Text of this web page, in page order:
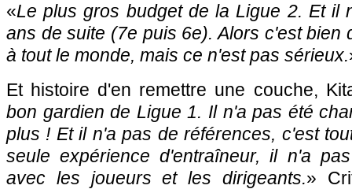
«Le plus gros budget de la Ligue 2. Et il
ans de suite (7e puis 6e). Alors c'est bien
à tout le monde, mais ce n'est pas sérieux.
Et histoire d'en remettre une couche,
bon gardien de Ligue 1. Il n'a pas été
plus ! Et il n'a pas de références, c'est
seule expérience d'entraîneur, il n'a
avec les joueurs et les dirigeants.»